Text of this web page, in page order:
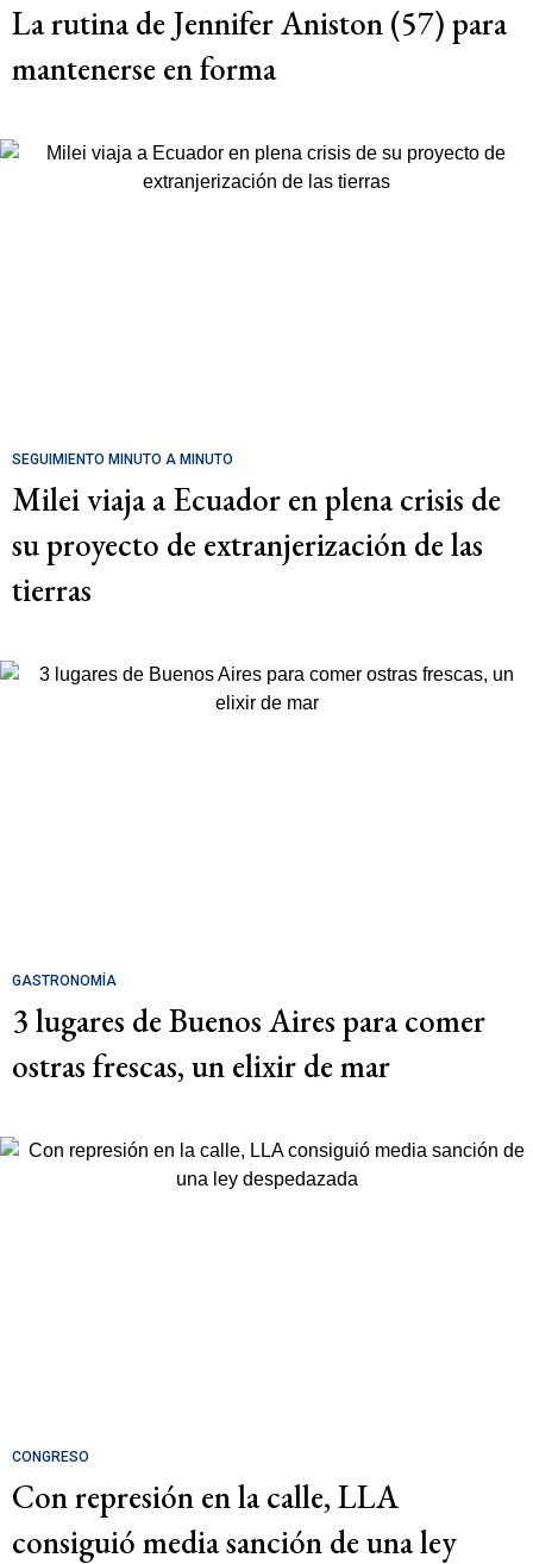
La rutina de Jennifer Aniston (57) para
mantenerse en forma
SEGUIMIENTO MINUTO A MINUTO
Milei viaja a Ecuador en plena crisis de
su proyecto de extranjerización de las
tierras
GASTRONOMÍA
3 lugares de Buenos Aires para comer
ostras frescas, un elixir de mar
CONGRESO
Con represión en la calle, LLA
consiguió media sanción de una ley